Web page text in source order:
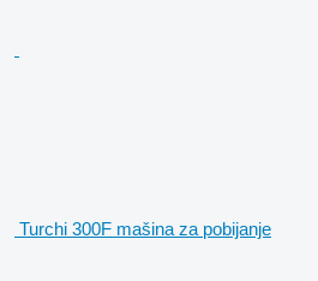
Turchi 300F mašina za pobijanje